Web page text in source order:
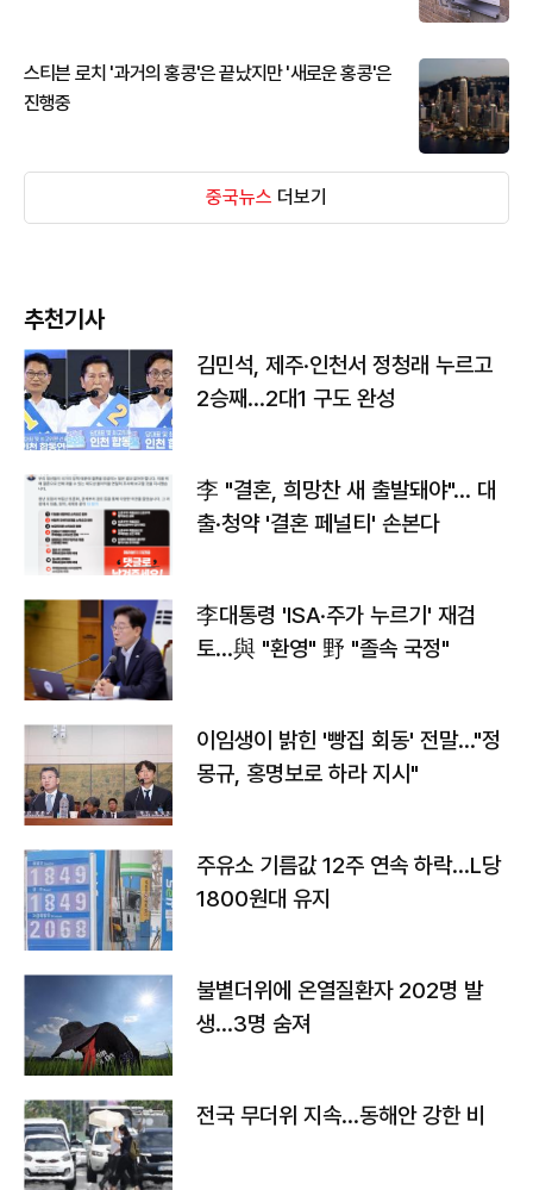
스티븐 로치 '과거의 홍콩'은 끝났지만 '새로운 홍콩'은
진행중
중국뉴스 더보기
추천기사
김민석, 제주·인천서 정청래 누르고
2승째…2대1 구도 완성
李 "결혼, 희망찬 새 출발돼야"… 대
출·청약 '결혼 페널티' 손본다
李대통령 'ISA·주가 누르기' 재검
토…與 "환영" 野 "졸속 국정"
이임생이 밝힌 '빵집 회동' 전말…"정
몽규, 홍명보로 하라 지시"
주유소 기름값 12주 연속 하락…L당
1800원대 유지
불볕더위에 온열질환자 202명 발
생…3명 숨져
전국 무더위 지속…동해안 강한 비